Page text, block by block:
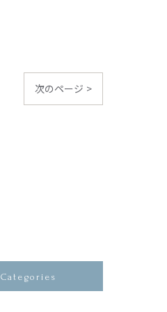
次のページ >
Categories